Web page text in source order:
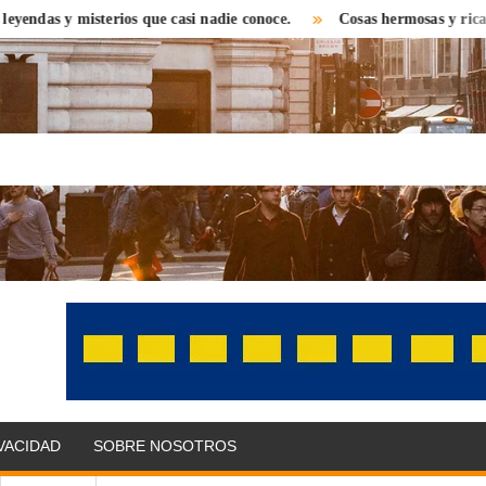
que casi nadie conoce. Cosas hermosas y ricas que
SOBRE NOSOTROS